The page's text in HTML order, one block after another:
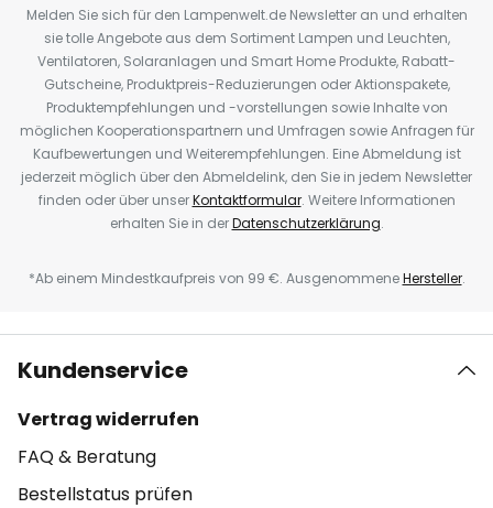
Melden Sie sich für den Lampenwelt.de Newsletter an und erhalten
sie tolle Angebote aus dem Sortiment Lampen und Leuchten,
Ventilatoren, Solaranlagen und Smart Home Produkte, Rabatt-
Gutscheine, Produktpreis-Reduzierungen oder Aktionspakete,
Produktempfehlungen und -vorstellungen sowie Inhalte von
möglichen Kooperationspartnern und Umfragen sowie Anfragen für
Kaufbewertungen und Weiterempfehlungen. Eine Abmeldung ist
jederzeit möglich über den Abmeldelink, den Sie in jedem Newsletter
finden oder über unserKontaktformular. Weitere Informationen
erhalten Sie in derDatenschutzerklärung.
*Ab einem Mindestkaufpreis von 99 €. AusgenommeneHersteller.
Kundenservice
Vertrag widerrufen
FAQ & Beratung
Bestellstatus prüfen